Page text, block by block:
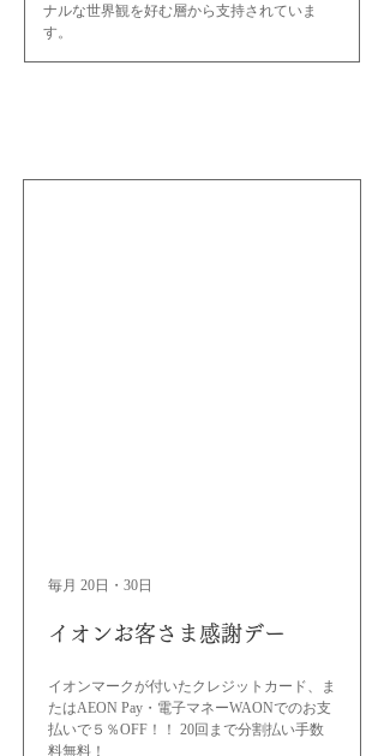
ナルな世界観を好む層から支持されていま
す。
毎月 20日・30日
イオンお客さま感謝デー
イオンマークが付いたクレジットカード、ま
たはAEON Pay・電子マネーWAONでのお支
払いで５％OFF！！ 20回まで分割払い手数
料無料！